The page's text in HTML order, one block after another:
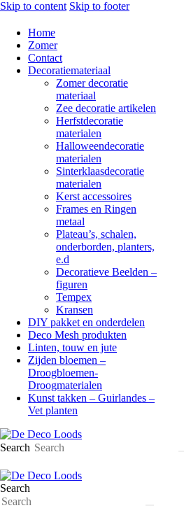
Skip to content Skip to footer
Home
Zomer
Contact
Decoratiemateriaal
Zomer decoratie
materiaal
Zee decoratie artikelen
Herfstdecoratie
materialen
Halloweendecoratie
materialen
Sinterklaasdecoratie
materialen
Kerst accessoires
Frames en Ringen
metaal
Plateau’s, schalen,
onderborden, planters,
e.d
Decoratieve Beelden –
figuren
Tempex
Kransen
DIY pakket en onderdelen
Deco Mesh produkten
Linten, touw en jute
Zijden bloemen –
Droogbloemen-
Droogmaterialen
Kunst takken – Guirlandes –
Vet planten
Search
Search